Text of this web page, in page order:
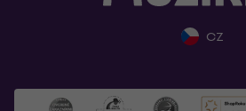
CZ